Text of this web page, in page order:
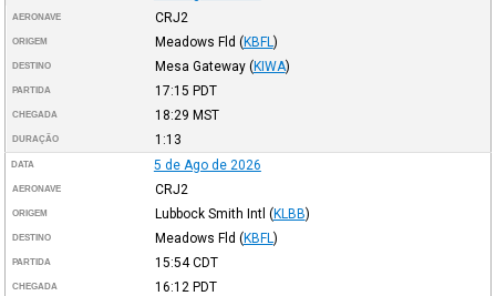
AERONAVE CRJ2
ORIGEM Meadows Fld (KBFL )
DESTINO Mesa Gateway (KIWA)
PARTIDA 17:15 PDT
CHEGADA 18:29 MST
DURAÇÃO 1:13
DATA 5 de Ago de 2026
AERONAVE CRJ2
ORIGEM Lubbock Smith Intl (KLBB)
DESTINO Meadows Fld (KBFL )
PARTIDA 15:54CDT
CHEGADA 16:12 PDT